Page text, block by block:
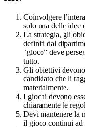
Coinvolgere
solo una delle idee
La strategia, gli
definiti dal
“gioco” deve
tutto.
Gli obiettivi devono
candidato che li
materialmente.
I giochi devono
chiaramente le
Devi mantenere la
il gioco continui ad